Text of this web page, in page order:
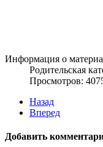
Информация о
Родительская
Просмотров:
Назад
Вперед
Добавить